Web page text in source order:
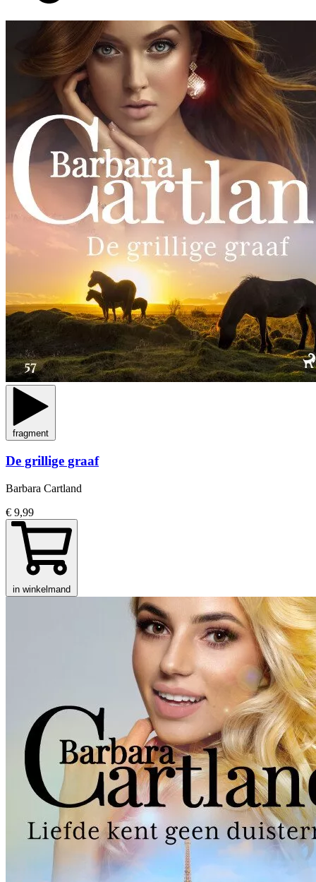
fragment
De grillige graaf
Barbara Cartland
€ 9,99
in winkelmand